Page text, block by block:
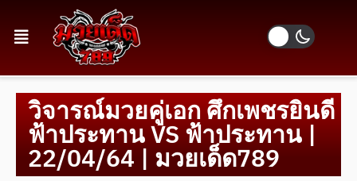
วิจารณ์มวยคู่เอก ศึกเพชรยินดี
ฟ้าประทาน VS ฟ้าประทาน |
22/04/64 | มวยเด็ด789